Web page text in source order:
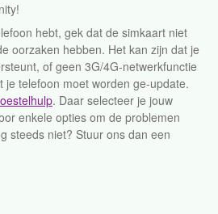
hebt, gek dat de simkaart niet
oorzaken hebben. Het kan zijn dat je
of geen 3G/4G-netwerkfunctie
je telefoon moet worden ge-update.
. Daar selecteer je jouw
enkele opties om de problemen
steeds niet? Stuur ons dan een